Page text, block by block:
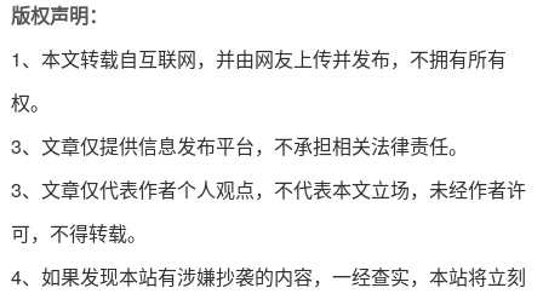
版权声明：
1、本文转载自互联网，并由网友上传并发布，不拥有所有
权。
3、文章仅提供信息发布平台，不承担相关法律责任。
3、文章仅代表作者个人观点，不代表本文立场，未经作者许
可，不得转载。
4、如果发现本站有涉嫌抄袭的内容，一经查实，本站将立刻